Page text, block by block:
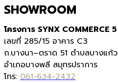
SHOWROOM
โครงการ SYNX COMMERCE 5
เลขที่ 285/15 อาคาร C3
ถ.บางนา–ตราด 51 ตำบลบางแก้ว
อำเภอบางพลี สมุทรปราการ
โทร: 061-634-2432